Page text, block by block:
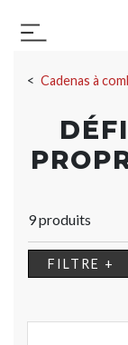
Basculer la
Cadenas à
9 produits
FILTRE +